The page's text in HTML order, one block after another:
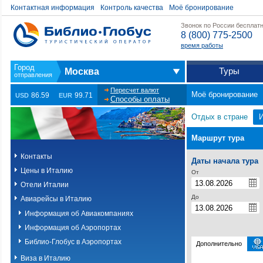
Контактная информация Контроль качества Моё бронирование
Звонок по России
8 (800) 775-2500
время работы
Москва Туры
USD 86.59 EUR 99.71
Пересчет валют
Способы оплаты
Моё бронирование
Контакты
Цены в Италию
Отели Италии
Авиарейсы в Италию
Информация об Авиакомпаниях
Информация об Аэропортах
Библио-Глобус в Аэропортах
Виза в Италию
Отдых в стране
Маршрут тура
Даты начала тура
От
До
Дополнительно